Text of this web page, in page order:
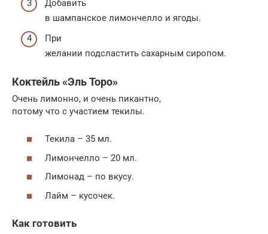
Добавить
в шампанское лимончелло и ягоды.
При
желании подсластить сахарным сиропом.
Коктейль «Эль Торо»
Очень лимонно, и очень пикантно,
потому что с участием текилы.
Текила – 35 мл.
Лимончелло – 20 мл.
Лимонад – по вкусу.
Лайм – кусочек.
Как готовить